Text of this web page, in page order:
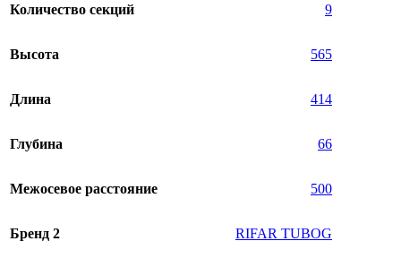
Количество секций 9
Высота 565
Длина 414
Глубина 66
Межосевое расстояние 500
Бренд 2 RIFAR TUBOG